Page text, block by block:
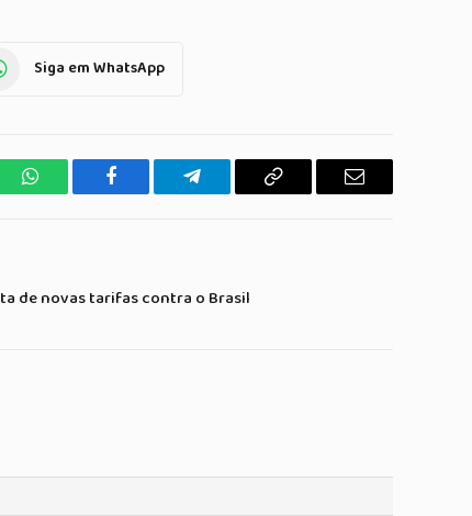
Siga em WhatsApp
WhatsAppFacebook TelegramaCopiar
E-
de novas tarifas contra o Brasil